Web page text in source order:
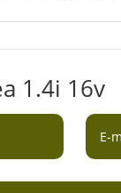
1.4i 16v